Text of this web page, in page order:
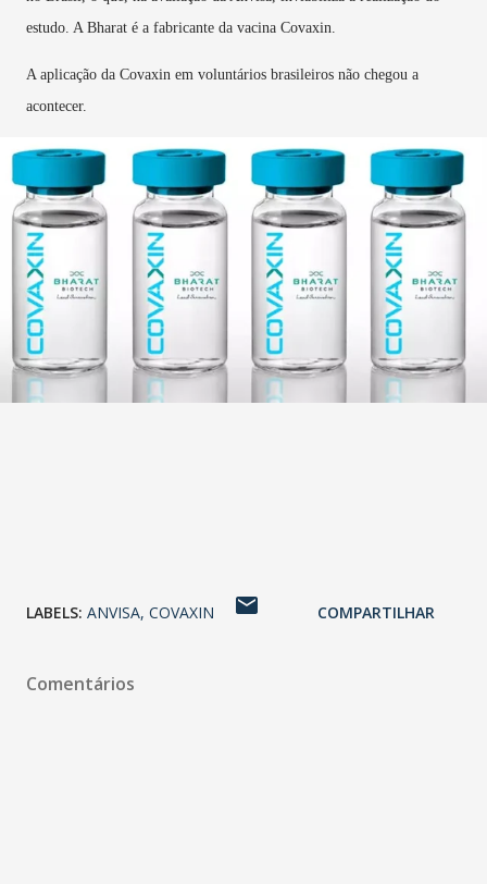
estudo. A Bharat é a fabricante da vacina Covaxin.
A aplicação da Covaxin em voluntários brasileiros não chegou a
acontecer.
LABELS: ANVISA COVAXIN COMPARTILHAR
Comentários